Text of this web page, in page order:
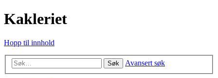
Kakleriet
Hopp til innhold
Søk Avansert søk